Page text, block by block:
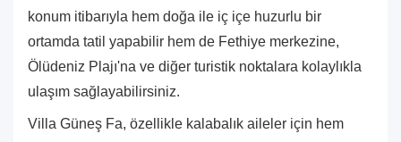
konum itibarıyla hem doğa ile iç içe huzurlu bir
ortamda tatil yapabilir hem de Fethiye merkezine,
Ölüdeniz Plajı'na ve diğer turistik noktalara kolaylıkla
ulaşım sağlayabilirsiniz.
Villa Güneş Fa, özellikle kalabalık aileler için hem